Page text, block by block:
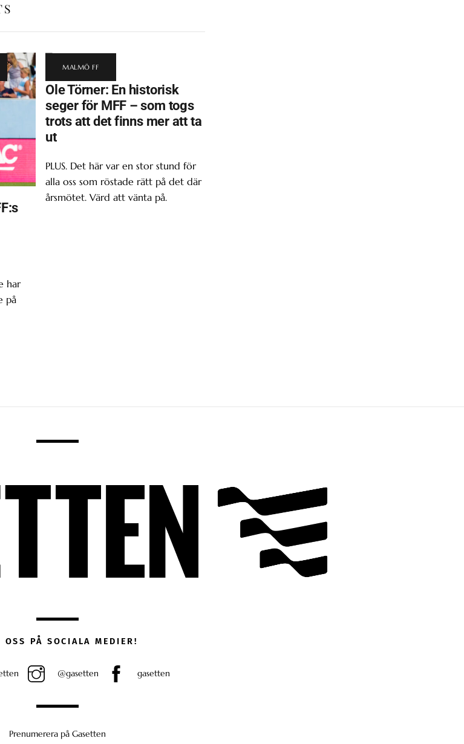
har
på
MALMÖ FF
Ole Törner: En historisk
seger för MFF – som togs
trots att det finns mer att ta
ut
PLUS. Det här var en stor stund för
alla oss som röstade rätt på det där
årsmötet. Värd att vänta på.
OSS PÅ SOCIALA MEDIER!
@gasetten gasetten
Prenumerera på Gasetten